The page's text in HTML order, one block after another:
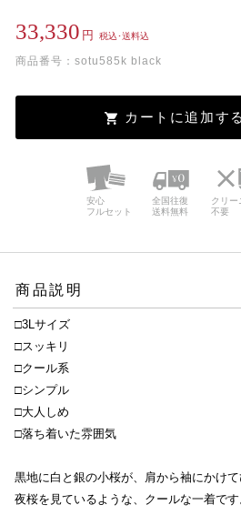
33,330 円 税込･送料込
商品番号：sotu585k black
カートに追加する
安心
フルセット
全国往復
送料無料
クリー
不要
商品説明
□3Lサイズ
□スッキリ
□クール系
□シンプル
□大人しめ
□落ち着いた雰囲気
黒地に白と銀の小桜が、肩から袖にかけて
夜桜を見ているような、クールな一着です